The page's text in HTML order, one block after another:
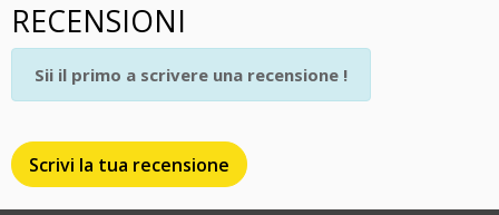
RECENSIONI
Scrivi la tua recensione
Sii il primo a scrivere una recensione !